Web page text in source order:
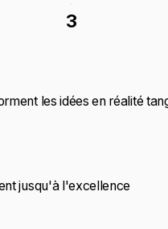
3
les idées en réalité
jusqu'à l'excellence